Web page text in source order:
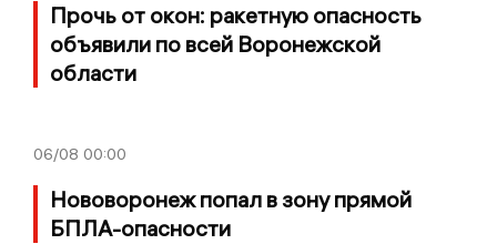
Прочь от окон: ракетную опасность
объявили по всей Воронежской
области
06/08 00:00
Нововоронеж попал в зону прямой
БПЛА-опасности